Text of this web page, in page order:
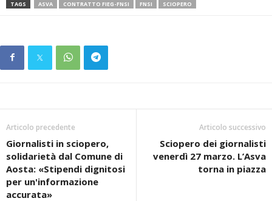
TAGS ASVA CONTRATTO FIEG-FNSI FNSI SCIOPERO
Articolo precedente
Giornalisti in sciopero,
solidarietà dal Comune di
Aosta: «Stipendi dignitosi
per un'informazione
accurata»
Articolo successivo
Sciopero dei giornalisti
venerdì 27 marzo. L’Asva
torna in piazza